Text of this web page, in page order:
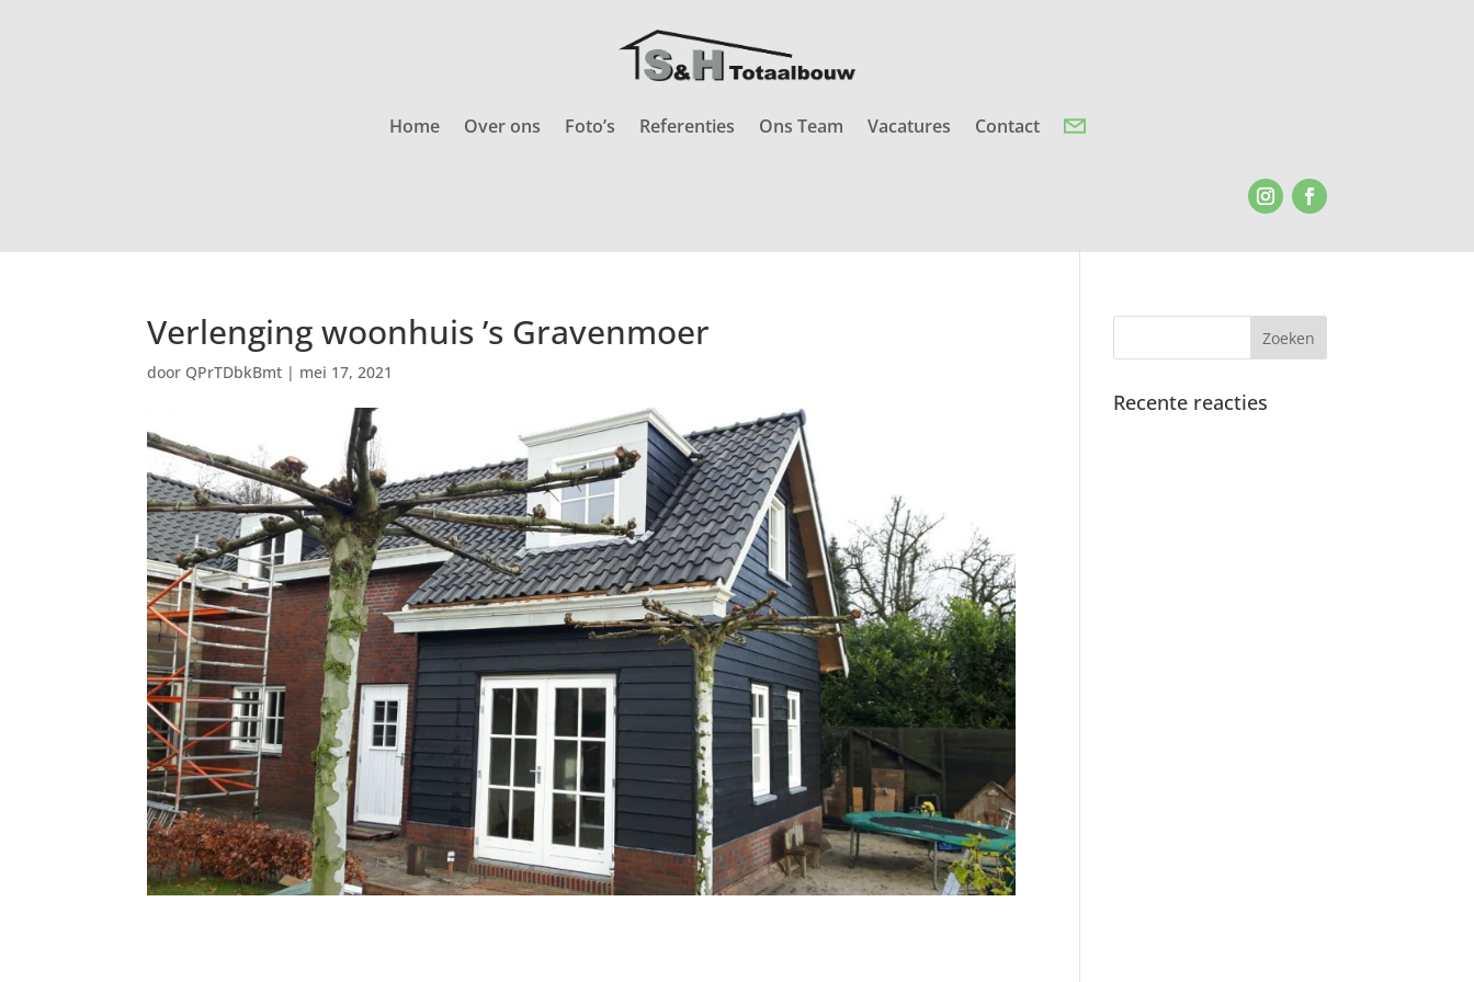
Home Over ons Foto’s Referenties Ons Team Vacatures Contact
Verlenging woonhuis ’s Gravenmoer
door QPrTDbkBmt | mei 17, 2021
Recente reacties